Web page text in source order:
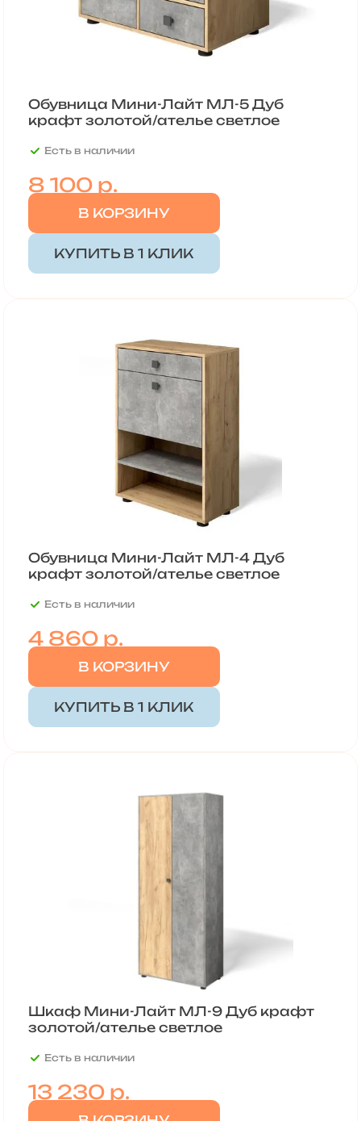
Обувница Мини-Лайт МЛ-5 Дуб
крафт золотой/ателье светлое
Есть в наличии
8 100 р.
В КОРЗИНУ
КУПИТЬ В 1 КЛИК
Обувница Мини-Лайт МЛ-4 Дуб
крафт золотой/ателье светлое
Есть в наличии
4 860 р.
В КОРЗИНУ
КУПИТЬ В 1 КЛИК
Шкаф Мини-Лайт МЛ-9 Дуб крафт
золотой/ателье светлое
Есть в наличии
13 230 р.